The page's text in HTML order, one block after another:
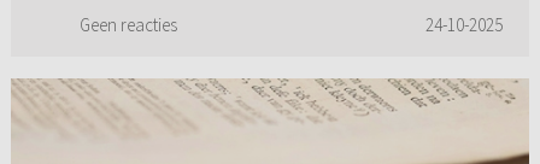
niet meer zie zitten om met on...
Geen reacties 24-10-2025